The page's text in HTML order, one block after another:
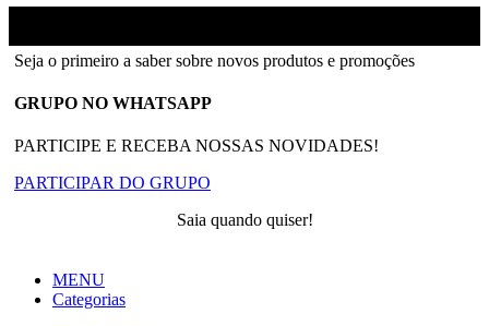
Seja o primeiro a saber sobre novos produtos e promoções
GRUPO NO WHATSAPP
PARTICIPE E RECEBA NOSSAS NOVIDADES!
PARTICIPAR DO GRUPO
Saia quando quiser!
MENU
Categorias